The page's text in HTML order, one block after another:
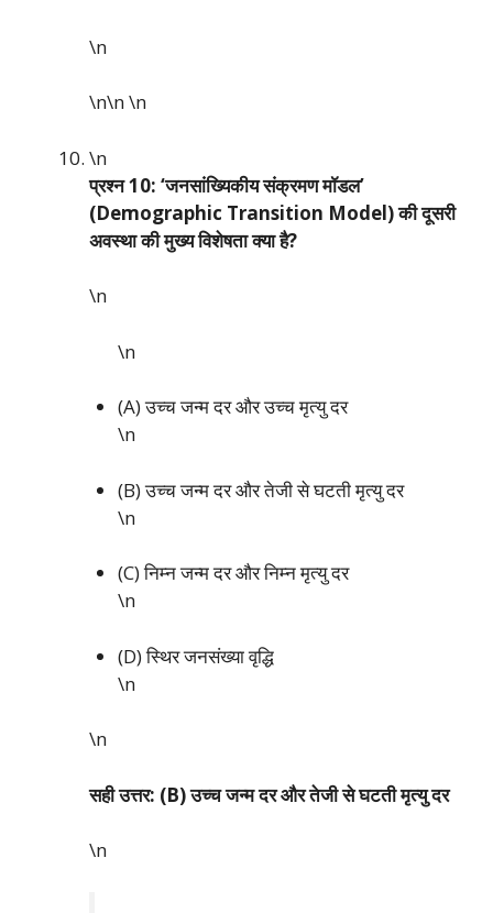
\n
\n\n\n
\n
प्रश्न 10: ‘जनसांख्यिकीय संक्रमण मॉडल’
(Demographic Transition Model) की दूसरी
अवस्था की मुख्य विशेषता क्या है?
\n
\n
(A) उच्च जन्म दर और उच्च मृत्यु दर
\n
(B) उच्च जन्म दर और तेजी से घटती मृत्यु दर
\n
(C) निम्न जन्म दर और निम्न मृत्यु दर
\n
(D) स्थिर जनसंख्या वृद्धि
\n
\n
सही उत्तर: (B) उच्च जन्म दर और तेजी से घटती मृत्यु दर
\n